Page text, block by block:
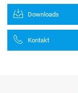
Downloads
Kontakt